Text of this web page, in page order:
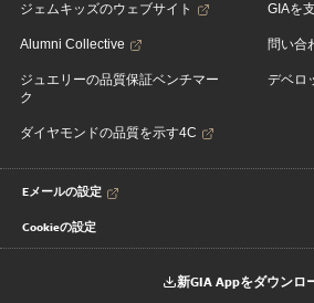
ジェムキッズのウェブサイト
Alumni Collective
ジュエリーの品質保証ベンチマー
ク
ダイヤモンドの品質を示す4C
GIAを
問い合
デベロ
Eメールの設定
Cookieの設定
新GIA Appをダウンロ